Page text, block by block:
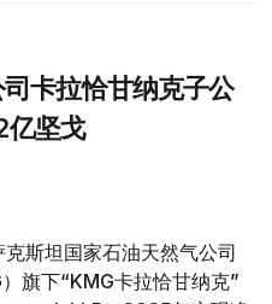
卡拉恰甘纳克子公
亿坚戈
克斯坦国家石油天然气公司
旗下“KMG卡拉恰甘纳克”